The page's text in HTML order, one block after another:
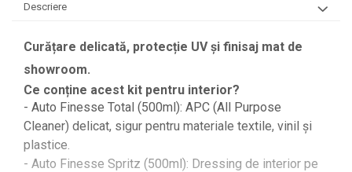
Descriere
Curățare delicată, protecție UV și finisaj mat de
showroom.
Ce conține acest kit pentru interior?
- Auto Finesse Total (500ml): APC (All Purpose
Cleaner) delicat, sigur pentru materiale textile, vinil și
plastice.
- Auto Finesse Spritz (500ml): Dressing de interior pe